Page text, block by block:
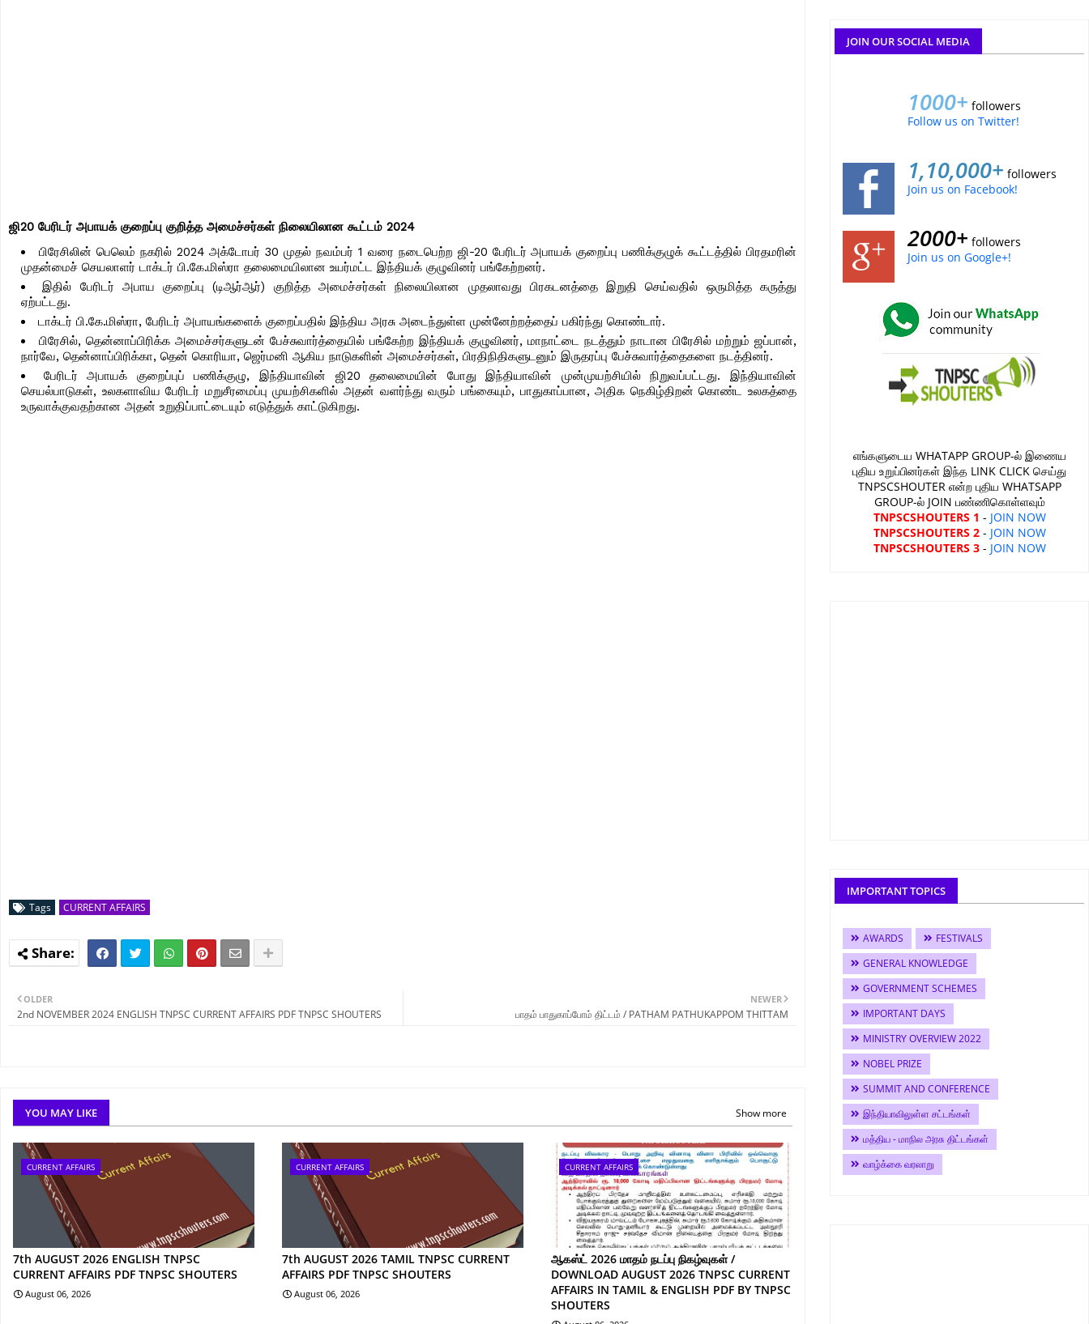
ஜி20 பேரிடர் அபாயக் குறைப்பு குறித்த அமைச்சர்கள் நிலையிலான கூட்டம் 2024
பிரேசிலின் பெலெம் நகரில் 2024 அக்டோபர் 30 முதல் நவம்பர் 1 வரை நடைபெற்ற ஜி-20 பேரிடர் அபாயக் குறைப்பு பணிக்குழுக் கூட்டத்தில் பிரதமரின்
முதன்மைச் செயலாளர் டாக்டர் பி.கே.மிஸ்ரா தலைமையிலான உயர்மட்ட இந்தியக் குழுவினர் பங்கேற்றனர்.
இதில் பேரிடர் அபாய குறைப்பு (டிஆர்ஆர்) குறித்த அமைச்சர்கள் நிலையிலான முதலாவது பிரகடனத்தை இறுதி செய்வதில் ஒருமித்த கருத்து
ஏற்பட்டது.
டாக்டர் பி.கே.மிஸ்ரா, பேரிடர் அபாயங்களைக் குறைப்பதில் இந்திய அரசு அடைந்துள்ள முன்னேற்றத்தைப் பகிர்ந்து கொண்டார்.
பிரேசில், தென்னாப்பிரிக்க அமைச்சர்களுடன் பேச்சுவார்த்தையில் பங்கேற்ற இந்தியக் குழுவினர், மாநாட்டை நடத்தும் நாடான பிரேசில் மற்றும் ஜப்பான்,
நார்வே, தென்னாப்பிரிக்கா, தென் கொரியா, ஜெர்மனி ஆகிய நாடுகளின் அமைச்சர்கள், பிரதிநிதிகளுடனும் இருதரப்பு பேச்சுவார்த்தைகளை நடத்தினர்.
பேரிடர் அபாயக் குறைப்புப் பணிக்குழு, இந்தியாவின் ஜி20 தலைமையின் போது இந்தியாவின் முன்முயற்சியில் நிறுவப்பட்டது. இந்தியாவின்
செயல்பாடுகள், உலகளாவிய பேரிடர் மறுசீரமைப்பு முயற்சிகளில் அதன் வளர்ந்து வரும் பங்கையும், பாதுகாப்பான, அதிக நெகிழ்திறன் கொண்ட உலகத்தை
உருவாக்குவதற்கான அதன் உறுதிப்பாட்டையும் எடுத்துக் காட்டுகிறது.
Tags CURRENT AFFAIRS
NEWER
பாதம் பாதுகாப்போம் திட்டம் / PATHAM PATHUKAPPOM THITTAM
OLDER
2nd NOVEMBER 2024 ENGLISH TNPSC CURRENT AFFAIRS PDF TNPSC SHOUTERS
YOU MAY LIKE Show more
CURRENT AFFAIRS
7th AUGUST 2026 ENGLISH TNPSC
CURRENT AFFAIRS PDF TNPSC SHOUTERS
August 06, 2026
CURRENT AFFAIRS
7th AUGUST 2026 TAMIL TNPSC CURRENT
AFFAIRS PDF TNPSC SHOUTERS
August 06, 2026
CURRENT AFFAIRS
ஆகஸ்ட் 2026 மாதம் நடப்பு நிகழ்வுகள் /
DOWNLOAD AUGUST 2026 TNPSC CURRENT
AFFAIRS IN TAMIL & ENGLISH PDF BY TNPSC
SHOUTERS
JOIN OUR SOCIAL MEDIA
1000+ followers
Follow us on Twitter!
1,10,000+ followers
Join us on Facebook!
2000+ followers
Join us on Google+!
எங்களுடைய WHATAPP GROUP-ல் இணைய
புதிய உறுப்பினர்கள் இந்த LINK CLICK செய்து
TNPSCSHOUTER என்ற புதிய WHATSAPP
GROUP-ல் JOIN பண்ணிகொள்ளவும்
TNPSCSHOUTERS 1 - JOIN NOW
TNPSCSHOUTERS 2- JOIN NOW
TNPSCSHOUTERS 3- JOIN NOW
IMPORTANT TOPICS
AWARDS
FESTIVALS
GENERAL KNOWLEDGE
GOVERNMENT SCHEMES
IMPORTANT DAYS
MINISTRY OVERVIEW 2022
NOBEL PRIZE
SUMMIT AND CONFERENCE
இந்தியாவிலுள்ள சட்டங்கள்
மத்திய - மாநில அரசு திட்டங்கள்
வாழ்க்கை வரலாறு